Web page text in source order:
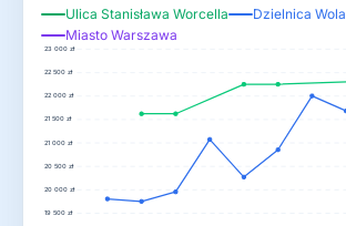
Ulica Stanisława Worcella
Dzielnica Wola
Miasto Warszawa
19 500 zł
20 000 zł
20 500 zł
21 000 zł
21 500 zł
22 000 zł
22 500 zł
23 000 zł